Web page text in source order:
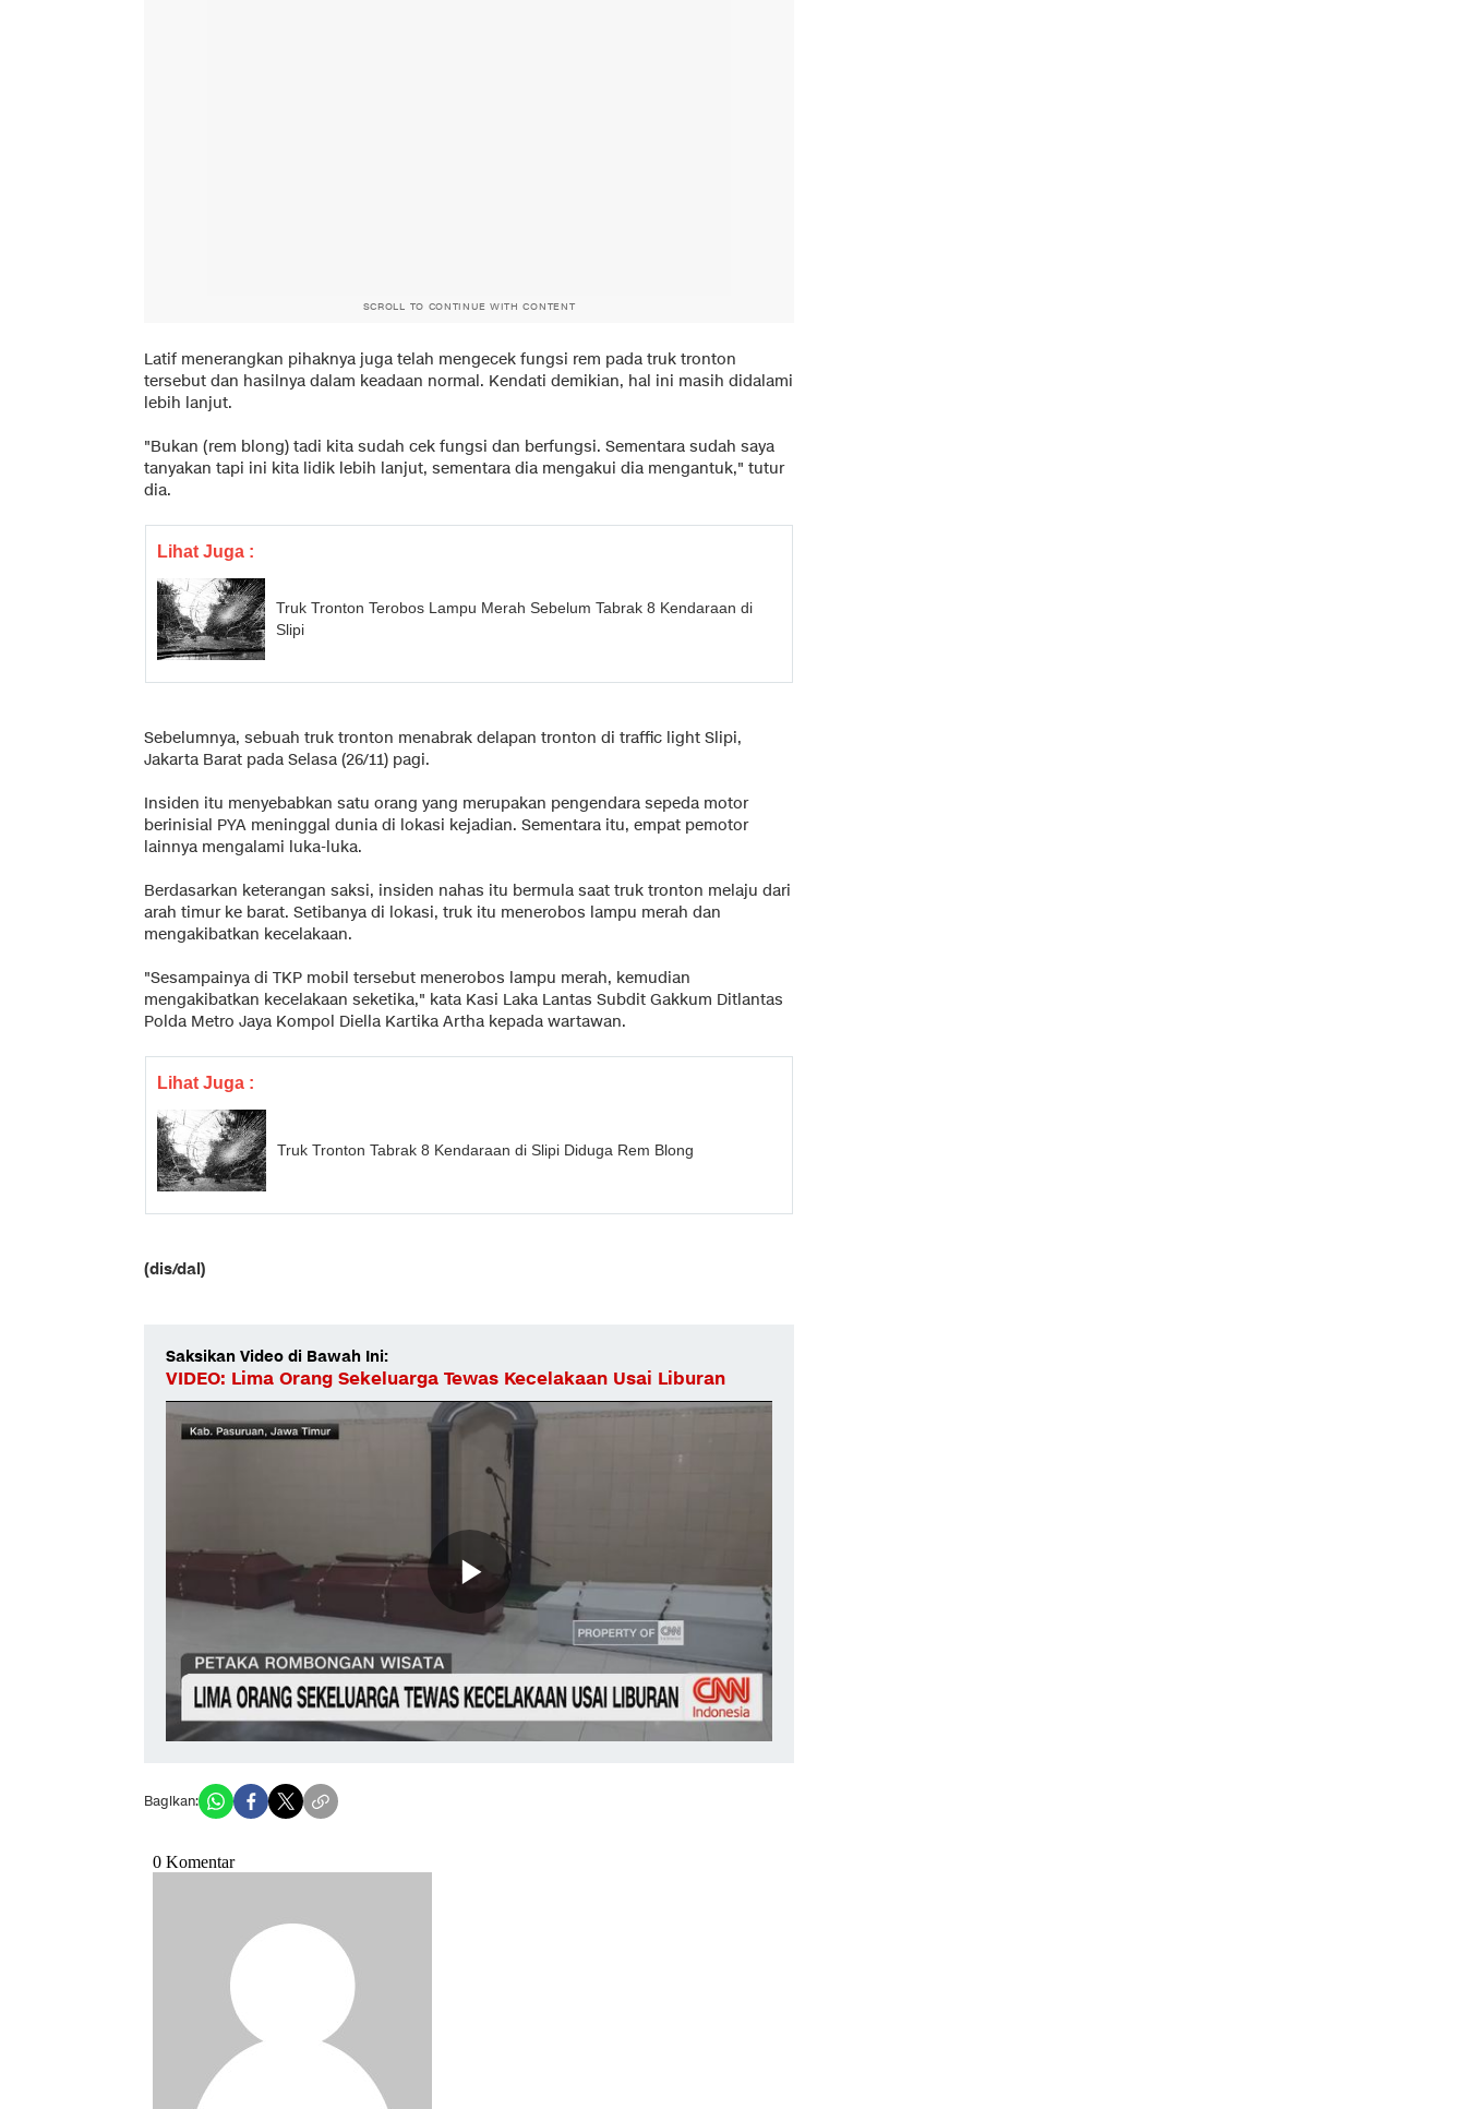
SCROLL TO CONTINUE WITH CONTENT
Latif menerangkan pihaknya juga telah mengecek fungsi rem pada truk tronton
tersebut dan hasilnya dalam keadaan normal. Kendati demikian, hal ini masih didalami
lebih lanjut.
"Bukan (rem blong) tadi kita sudah cek fungsi dan berfungsi. Sementara sudah saya
tanyakan tapi ini kita lidik lebih lanjut, sementara dia mengakui dia mengantuk," tutur
dia.
Lihat Juga :
Truk Tronton Terobos Lampu Merah Sebelum Tabrak 8 Kendaraan di
Slipi
Sebelumnya, sebuah truk tronton menabrak delapan tronton di traffic light Slipi,
Jakarta Barat pada Selasa (26/11) pagi.
Insiden itu menyebabkan satu orang yang merupakan pengendara sepeda motor
berinisial PYA meninggal dunia di lokasi kejadian. Sementara itu, empat pemotor
lainnya mengalami luka-luka.
Berdasarkan keterangan saksi, insiden nahas itu bermula saat truk tronton melaju dari
arah timur ke barat. Setibanya di lokasi, truk itu menerobos lampu merah dan
mengakibatkan kecelakaan.
"Sesampainya di TKP mobil tersebut menerobos lampu merah, kemudian
mengakibatkan kecelakaan seketika," kata Kasi Laka Lantas Subdit Gakkum Ditlantas
Polda Metro Jaya Kompol Diella Kartika Artha kepada wartawan.
Lihat Juga :
Truk Tronton Tabrak 8 Kendaraan di Slipi Diduga Rem Blong
(dis/dal)
Saksikan Video di Bawah Ini:
VIDEO: Lima Orang Sekeluarga Tewas Kecelakaan Usai Liburan
Bagikan: